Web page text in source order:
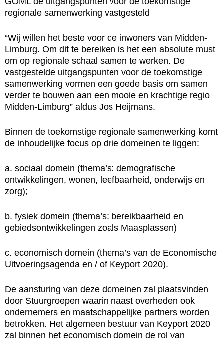
regionale samenwerking vastgesteld
“Wij willen het beste voor de inwoners van Midden-
Limburg. Om dit te bereiken is het een absolute must
om op regionale schaal samen te werken. De
vastgestelde uitgangspunten voor de toekomstige
samenwerking vormen een goede basis om samen
verder te bouwen aan een mooie en krachtige regio
Midden-Limburg” aldus Jos Heijmans.
Binnen de toekomstige regionale samenwerking komt
de inhoudelijke focus op drie domeinen te liggen:
a. sociaal domein (thema’s: demografische
ontwikkelingen, wonen, leefbaarheid, onderwijs en
zorg);
b. fysiek domein (thema’s: bereikbaarheid en
gebiedsontwikkelingen zoals Maasplassen)
c. economisch domein (thema’s van de Economische
Uitvoeringsagenda en / of Keyport 2020).
De aansturing van deze domeinen zal plaatsvinden
door Stuurgroepen waarin naast overheden ook
ondernemers en maatschappelijke partners worden
betrokken. Het algemeen bestuur van Keyport 2020
zal binnen het economisch domein de rol van